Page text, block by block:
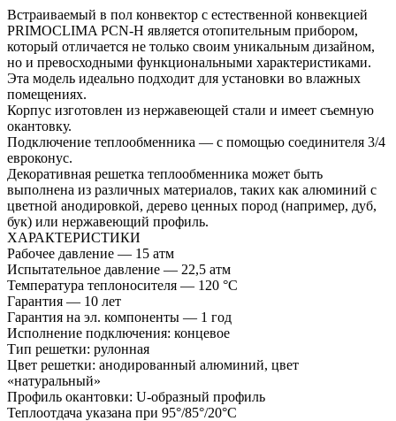
Встраиваемый в пол конвектор с естественной конвекцией
PRIMOCLIMA PCN-H является отопительным прибором,
который отличается не только своим уникальным дизайном,
но и превосходными функциональными характеристиками.
Эта модель идеально подходит для установки во влажных
помещениях.
Корпус изготовлен из нержавеющей стали и имеет съемную
окантовку.
Подключение теплообменника — с помощью соединителя 3/4
евроконус.
Декоративная решетка теплообменника может быть
выполнена из различных материалов, таких как алюминий с
цветной анодировкой, дерево ценных пород (например, дуб,
бук) или нержавеющий профиль.
ХАРАКТЕРИСТИКИ
Рабочее давление — 15 атм
Испытательное давление — 22,5 атм
Температура теплоносителя — 120 °С
Гарантия — 10 лет
Гарантия на эл. компоненты — 1 год
Исполнение подключения: концевое
Тип решетки: рулонная
Цвет решетки: анодированный алюминий, цвет
«натуральный»
Профиль окантовки: U-образный профиль
Теплоотдача указана при 95°/85°/20°С